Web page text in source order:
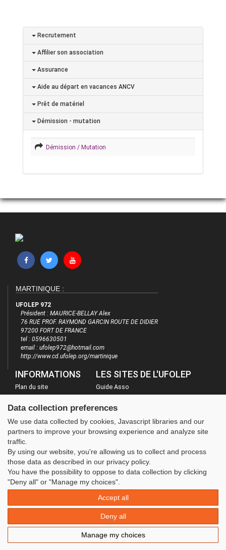
Recrutement
Affilier son association
Assurance
Aide au départ en vacances ANCV
Prêt de matériel
Démission - mutation
Démission / Mutation
MARTINIQUE :
UFOLEP 972
Président : MAURICE-BELLAY Alex
76 RUE PROF. RAYMOND GARCIN ROUTE DE DIDIER
97200 FORT DE FRANCE
tel : 0596630501
email : ufolep972@hotmail.com
http://www.cd.ufolep.org/martinique
INFORMATIONS
Plan du site
Mentions légales
Administration
LES SITES DE L'UFOLEP
Guide Asso
Inscriptions évènements
© 2020 UFOLEP . All rights reserved | Design by
Data collection preferences
We use data collected by cookies, Javascript libraries and our
partners to improve your browsing experience and analyze site
traffic.
By using our website, you're allowing us to collect and process
those data as described in our privacy policy.
You have the possibility to oppose to data collection by clicking
"Deny all" or "Manage my choices".
Accept all
Deny all
Manage my choices